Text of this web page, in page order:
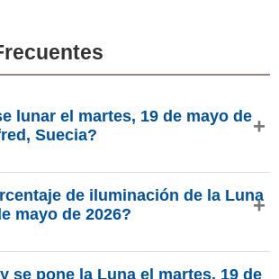
lunar el martes, 19 de mayo de
Suecia?
Luna nueva creciente con 13.79% de
días de edad y se encuentra en la
de iluminación de la Luna
mayo de 2026?
se pone la Luna el martes, 19 de